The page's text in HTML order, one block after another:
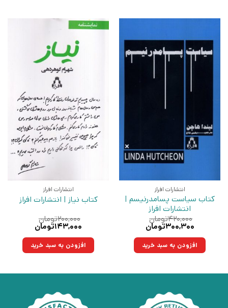
انتشارات افراز
کتاب سیاست پسامدرنیسم |
انتشارات افراز
۴۲۰,۰۰۰تومان
قیمت
۴۲۰,۰۰۰تومان
بود.
۳۰۰,۳۰۰تومان
۳۰۰,۳۰۰تومان.افزودن به سبد خرید
انتشارات افراز
کتاب نیاز | انتشارات افراز
۲۰۰,۰۰۰تومان
قیمت
۲۰۰,۰۰۰تومان
بود.
۱۴۳,۰۰۰تومان
۱۴۳,۰۰۰تومان.افزودن به سبد خرید